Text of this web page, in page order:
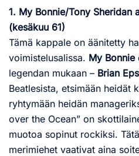
1. My Bonnie/Tony Sheridan
(kesäkuu 61)
Tämä kappale on äänitetty
voimistelusalissa. My Bonnie
legendan mukaan – Brian
Beatlesista, etsimään heidät
ryhtymään heidän
over the Ocean” on
muotoa sopinut rockiksi.
merimiehet vaativat aina